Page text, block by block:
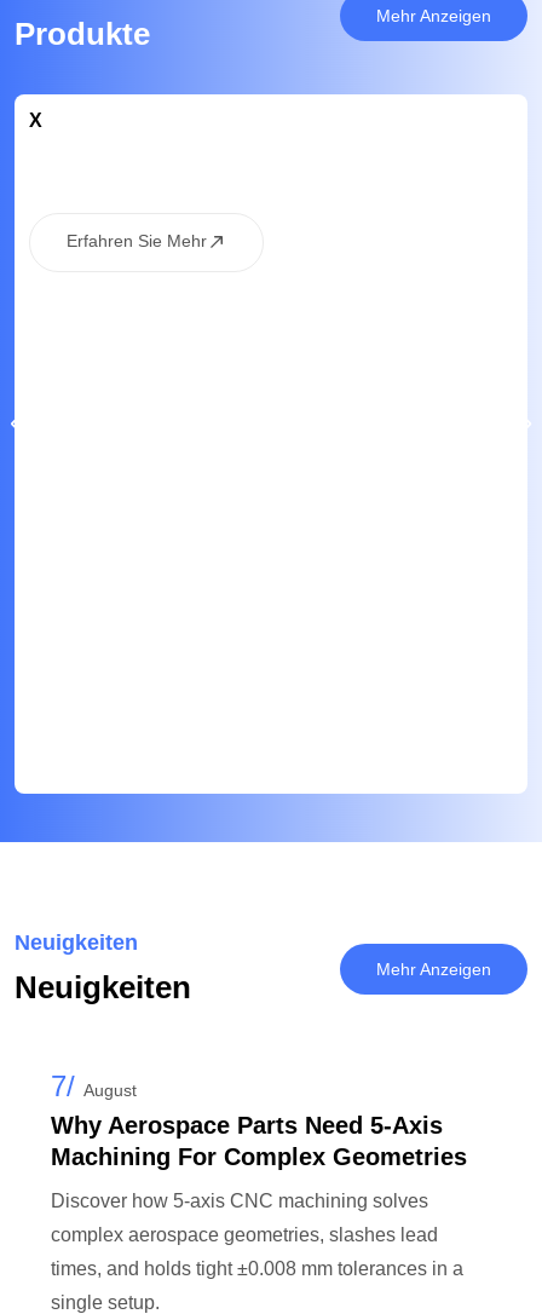
Produkte Mehr Anzeigen
X
Erfahren Sie Mehr
Neuigkeiten
Neuigkeiten Mehr Anzeigen
7/ August
Why Aerospace Parts Need 5-Axis
Machining For Complex Geometries
Discover how 5-axis CNC machining solves
complex aerospace geometries, slashes lead
times, and holds tight ±0.008 mm tolerances in a
single setup.